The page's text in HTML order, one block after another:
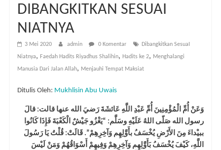
DIBANGKITKAN SESUAI
NIATNYA
3 Mei 2020 admin 0 Komentar Dibangkitkan SesuaI
Niatnya, Faedah Hadits Riyadhus Shalihin, Hadits ke 2, Menghalangi
Manusia Dari Jalan Allah, Menjauhi Tempat Maksiat
Ditulis Oleh: Mukhlisin Abu Uwais
وَعَنْ أُمِّ الْمُؤْمِنِينَ أُمِّ عَبْدِ اللَّهِ عَائشَةَ رَضيَ الله عنها قالت: قالَ
رسول الله صَلّى اللهُ عَلَيْهِ وسَلَّم: “يَغْزُو جَيْشٌ الْكَعْبَةَ فَإِذَا كَانُوا
ببيْداءَ مِنَ الأَرْضِ يُخْسَفُ بأَوَّلِهِم وَآخِرِهِمْ”. قَالَتْ: قُلْتُ يَا رَسُولَ
اللَّهِ، كَيْفَ يُخْسَفُ بَأَوَّلِهِم وَآخِرِهِمْ وَفِيهِمْ أَسْوَاقُهُمْ وَمَنْ لَيْسَ